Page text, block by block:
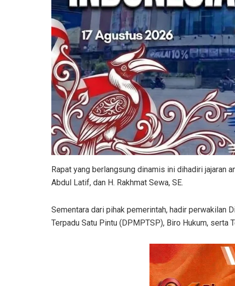
​Rapat yang berlangsung dinamis ini dihadiri jajaran
Abdul Latif, dan H. Rakhmat Sewa, SE.
Sementara dari pihak pemerintah, hadir perwakilan
Terpadu Satu Pintu (DPMPTSP), Biro Hukum, serta